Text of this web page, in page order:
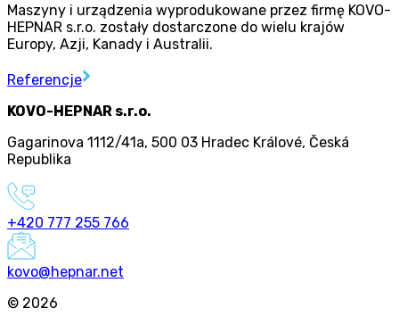
Maszyny i urządzenia wyprodukowane przez firmę KOVO-
HEPNAR s.r.o. zostały dostarczone do wielu krajów
Europy, Azji, Kanady i Australii.
Referencje
KOVO-HEPNAR s.r.o.
Gagarinova 1112/41a, 500 03 Hradec Králové, Česká
Republika
+420 777 255 766
kovo@hepnar.net
© 2026